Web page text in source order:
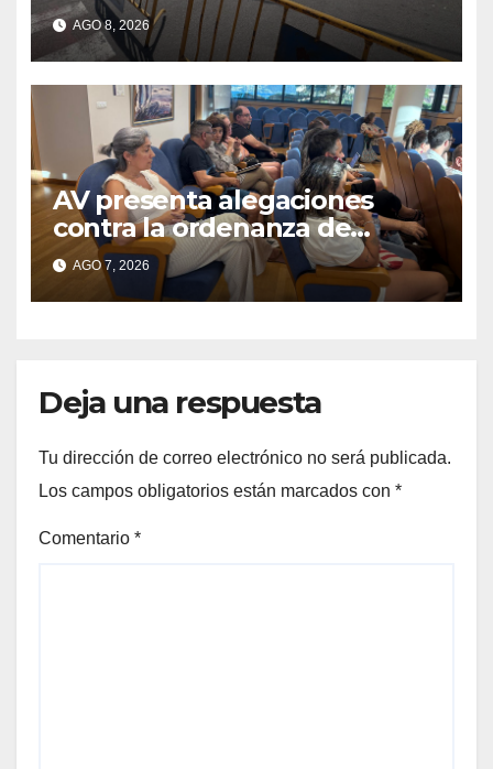
Cangas
AGO 8, 2026
AV presenta alegaciones
contra la ordenanza de
residuos del Morrazo por
considerar que impone
cargas “desproporcionadas”
AGO 7, 2026
Deja una respuesta
Tu dirección de correo electrónico no será publicada.
Los campos obligatorios están marcados con *
Comentario *